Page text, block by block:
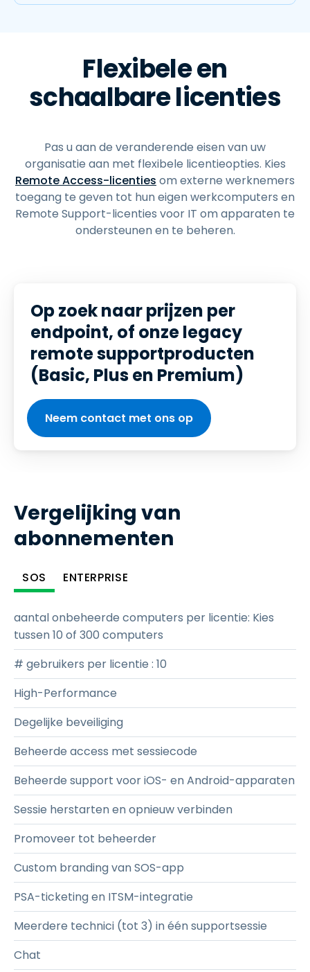
Flexibele en
schaalbare licenties
Pas u aan de veranderende eisen van uw
organisatie aan met flexibele licentieopties. Kies
Remote Access-licenties om externe werknemers
toegang te geven tot hun eigen werkcomputers en
Remote Support-licenties voor IT om apparaten te
ondersteunen en te beheren.
Op zoek naar prijzen per
endpoint, of onze legacy
remote supportproducten
(Basic, Plus en Premium)
Neem contact met ons op
Vergelijking van
abonnementen
SOS ENTERPRISE
aantal onbeheerde computers per licentie: Kies
tussen 10 of 300 computers
# gebruikers per licentie : 10
High-Performance
Degelijke beveiliging
Beheerde access met sessiecode
Beheerde support voor iOS- en Android-apparaten
Sessie herstarten en opnieuw verbinden
Promoveer tot beheerder
Custom branding van SOS-app
PSA-ticketing en ITSM-integratie
Meerdere technici (tot 3) in één supportsessie
Chat